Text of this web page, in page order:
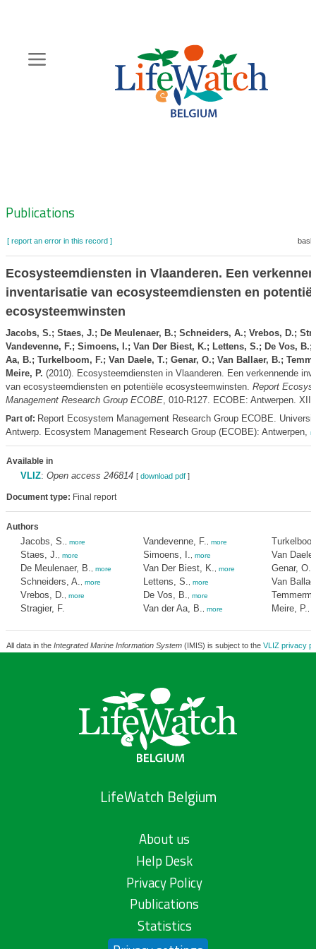
content
Zoeknavigatie
Publications
[ report an error in this record ]
Ecosysteemdiensten in Vlaanderen. Een
inventarisatie van ecosysteemdiensten en
ecosysteemwinsten
Jacobs, S.; Staes, J.; De Meulenaer, B.; Schneiders, A.; Vrebos, D.;
Vandevenne, F.; Simoens, I.; Van Der Biest, K.; Lettens, S.; De Vos, B.;
Aa, B.; Turkelboom, F.; Van Daele, T.; Genar, O.; Van Ballaer, B.;
Meire, P. (2010). Ecosysteemdiensten in Vlaanderen. Een verkennende
van ecosysteemdiensten en potentiële ecosysteemwinsten. Report
Management Research Group ECOBE, 010-R127. ECOBE: Antwerpen. XII,
Part of: Report Ecosystem Management Research Group ECOBE.
Antwerp. Ecosystem Management Research Group (ECOBE): Antwerpen,
Available in
VLIZ: Open access 246814 [ download pdf]
Document type: Final report
Authors
Jacobs, S. more
Staes, J. more
De Meulenaer, B. more
Schneiders, A. more
Vrebos, D. more
Stragier, F.
Vandevenne, F. more
Simoens, I. more
Van Der Biest, K. more
Lettens, S. more
De Vos, B. more
Van der Aa, B. more
Van
Genar, O.
Van
Meire, P.
All data in the Integrated Marine Information System(IMIS) is subject to the VLIZ privacy
LifeWatch Belgium
About us
Help Desk
Privacy Policy
Publications
Statistics